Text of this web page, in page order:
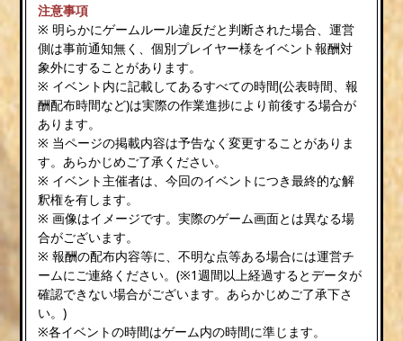
注意事項
※ 明らかにゲームルール違反だと判断された場合、運営
側は事前通知無く、個別プレイヤー様をイベント報酬対
象外にすることがあります。
※ イベント内に記載してあるすべての時間(公表時間、報
酬配布時間など)は実際の作業進捗により前後する場合が
あります。
※ 当ページの掲載内容は予告なく変更することがありま
す。あらかじめご了承ください。
※ イベント主催者は、今回のイベントにつき最終的な解
釈権を有します。
※ 画像はイメージです。実際のゲーム画面とは異なる場
合がございます。
※ 報酬の配布内容等に、不明な点等ある場合には運営チ
ームにご連絡ください。(※1週間以上経過するとデータが
確認できない場合がございます。あらかじめご了承下さ
い。)
※各イベントの時間はゲーム内の時間に準じます。